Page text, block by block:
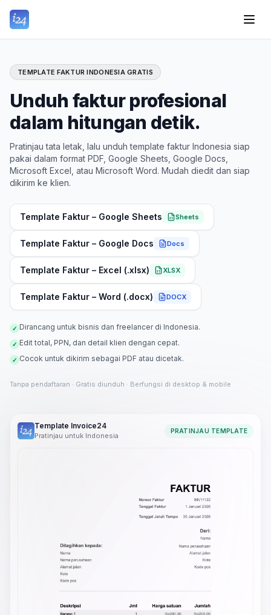
TEMPLATE FAKTUR INDONESIA GRATIS
Unduh faktur profesional
dalam hitungan detik.
Pratinjau tata letak, lalu unduh template faktur Indonesia siap
pakai dalam format PDF, Google Sheets, Google Docs,
Microsoft Excel, atau Microsoft Word. Mudah diedit dan siap
dikirim ke klien.
Template Faktur – Google Sheets Sheets
Template Faktur – Google Docs Docs
Template Faktur – Excel (.xlsx) XLSX
Template Faktur – Word (.docx) DOCX
✓ Dirancang untuk bisnis dan freelancer di Indonesia.
✓ Edit total, PPN, dan detail klien dengan cepat.
✓ Cocok untuk dikirim sebagai PDF atau dicetak.
Tanpa pendaftaran · Gratis diunduh · Berfungsi di desktop & mobile
Template Invoice24
Pratinjau untuk Indonesia
PRATINJAU TEMPLATE